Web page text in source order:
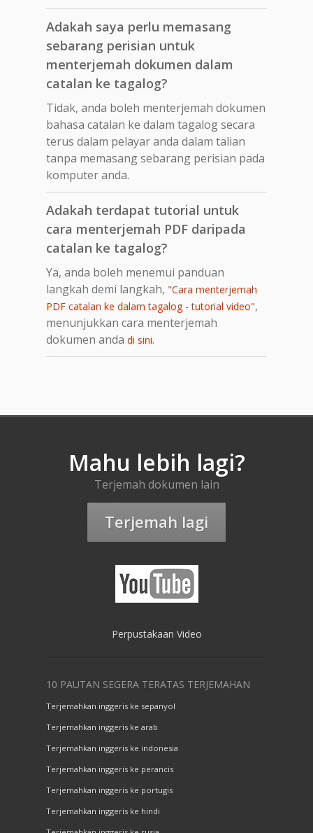
Adakah saya perlu memasang
sebarang perisian untuk
menterjemah dokumen dalam
catalan ke tagalog?
Tidak, anda boleh menterjemah dokumen
bahasa catalan ke dalam tagalog secara
terus dalam pelayar anda dalam talian
tanpa memasang sebarang perisian pada
komputer anda.
Adakah terdapat tutorial untuk
cara menterjemah PDF daripada
catalan ke tagalog?
Ya, anda boleh menemui panduan
langkah demi langkah, "Cara menterjemah
PDF catalan ke dalam tagalog - tutorial video",
menunjukkan cara menterjemah
dokumen anda di sini.
Mahu lebih lagi?
Terjemah dokumen lain
Terjemah lagi
Perpustakaan Video
10 PAUTAN SEGERA TERATAS TERJEMAHAN
Terjemahkan inggeris ke sepanyol
Terjemahkan inggeris ke arab
Terjemahkan inggeris ke indonesia
Terjemahkan inggeris ke perancis
Terjemahkan inggeris ke portugis
Terjemahkan inggeris ke hindi